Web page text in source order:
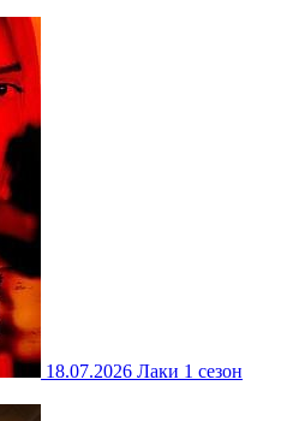
18.07.2026 Лаки 1 сезон